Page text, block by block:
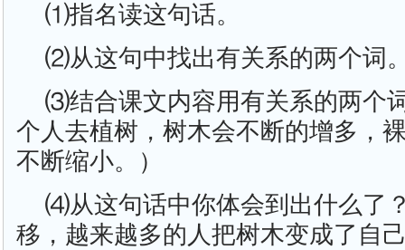
⑴指名读这句话。
⑵从这句中找出有关系的两个词
⑶结合课文内容用有关系的两个
个人去植树，树木会不断的增多，
不断缩小。）
⑷从这句话中你体会到出什么了
移，越来越多的人把树木变成了自